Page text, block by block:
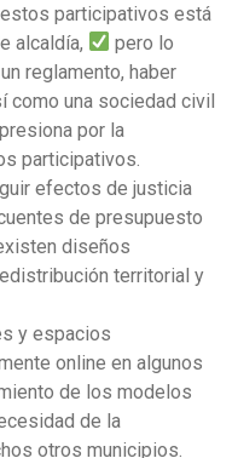
participativos está
alcaldía,
pero lo
reglamento, haber
como una sociedad civil
por la
participativos.
efectos de justicia
de presupuesto
diseños
territorial y
y espacios
online en algunos
de los modelos
de la
otros municipios.